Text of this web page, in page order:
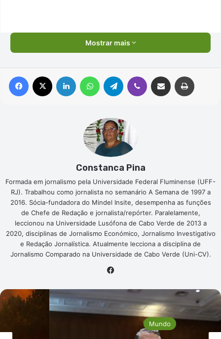
Mostrar mais
Facebook Linkedin WhatsAppTelegram Viber Compartilhar via e-mail
Constanca Pina
Formada em jornalismo pela Universidade Federal Fluminense (UFF-
RJ). Trabalhou como jornalista no semanário A Semana de 1997 a
2016. Sócia-fundadora do Mindel Insite, desempenha as funções
de Chefe de Redação e jornalista/repórter. Paralelamente,
leccionou na Universidade Lusófona de Cabo Verde de 2013 a
2020, disciplinas de Jornalismo Económico, Jornalismo Investigativo
e Redação Jornalística. Atualmente lecciona a disciplina de
Jornalismo Comparado na Universidade de Cabo Verde (Uni-CV).
Mundo